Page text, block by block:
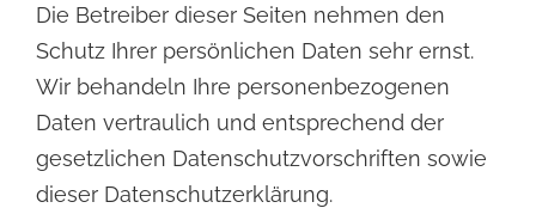
Die Betreiber dieser Seiten nehmen den
Schutz Ihrer persönlichen Daten sehr ernst.
Wir behandeln Ihre personenbezogenen
Daten vertraulich und entsprechend der
gesetzlichen Datenschutzvorschriften sowie
dieser Datenschutzerklärung.